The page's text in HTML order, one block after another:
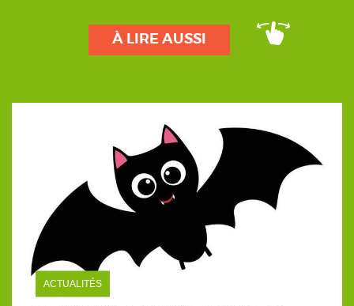
À LIRE AUSSI
ACTUALITÉS